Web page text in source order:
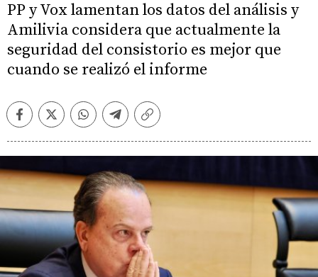
PP y Vox lamentan los datos del análisis y
Amilivia considera que actualmente la
seguridad del consistorio es mejor que
cuando se realizó el informe
FacebookTwitterWhatsappTelegramCopiar